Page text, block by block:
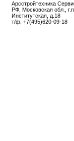
Арсстройтехника
РФ, Московская обл.,
Институтская, д.18
т/ф: +7(495)620-09-18